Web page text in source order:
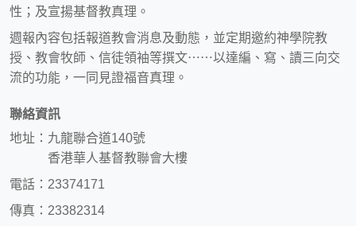
性；及宣揚基督教真理。
週報內容包括報道教會消息及動態，並定期邀約神學院教
授、教會牧師、信徒領袖等撰文⋯⋯以達編、寫、讀三向交
流的功能，一同見證福音真理。
聯絡資訊
地址：九龍聯合道140號
香港華人基督教聯會大樓
電話：23374171
傳真：23382314